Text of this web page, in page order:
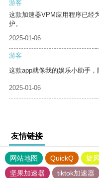
游客
这款加速器VPM应用程序已经
护。
2025-01-06
游客
这款app就像我的娱乐小助手，
2025-01-06
友情链接
网站地图 QuickQ 旋
坚果加速器
tiktok加速器